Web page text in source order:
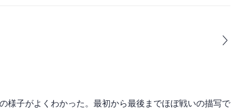
様子がよくわかった。最初から最後までほぼ戦いの描写で